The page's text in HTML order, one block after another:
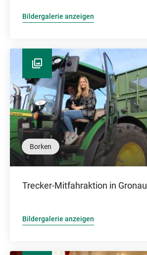
Bildergalerie anzeigen
Borken
Trecker-Mitfahraktion in Gronau
Bildergalerie anzeigen